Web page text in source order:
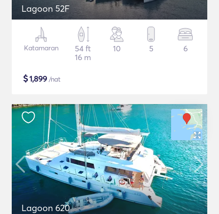
Lagoon 52F
Katamaran
54 ft
16 m
10 5 6
$1,899 /nat
Lagoon 620